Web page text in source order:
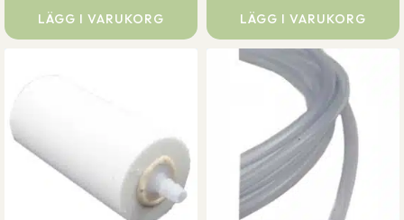
LÄGG I VARUKORG LÄGG I VARUKORG